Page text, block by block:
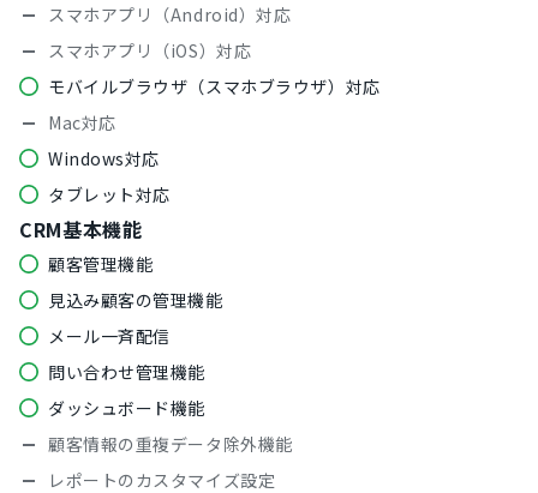
スマホアプリ（Android）対応
スマホアプリ（iOS）対応
モバイルブラウザ（スマホブラウザ）対応
Mac対応
Windows対応
タブレット対応
CRM基本機能
顧客管理機能
見込み顧客の管理機能
メール一斉配信
問い合わせ管理機能
ダッシュボード機能
顧客情報の重複データ除外機能
レポートのカスタマイズ設定